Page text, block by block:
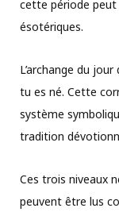
cette période peut
ésotériques.
L’archange du
tu es né. Cette
système
tradition
Ces trois niveaux
peuvent être lus